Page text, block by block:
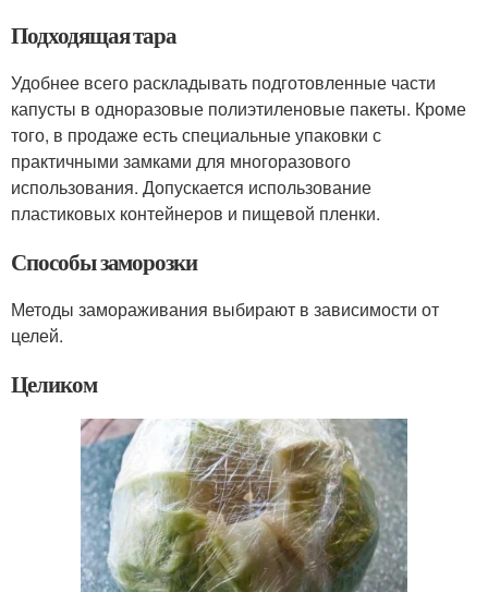
Подходящая тара
Удобнее всего раскладывать подготовленные части
капусты в одноразовые полиэтиленовые пакеты. Кроме
того, в продаже есть специальные упаковки с
практичными замками для многоразового
использования. Допускается использование
пластиковых контейнеров и пищевой пленки.
Способы заморозки
Методы замораживания выбирают в зависимости от
целей.
Целиком